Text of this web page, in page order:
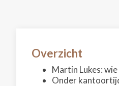
Overzicht
Martin Lukes:
Onder